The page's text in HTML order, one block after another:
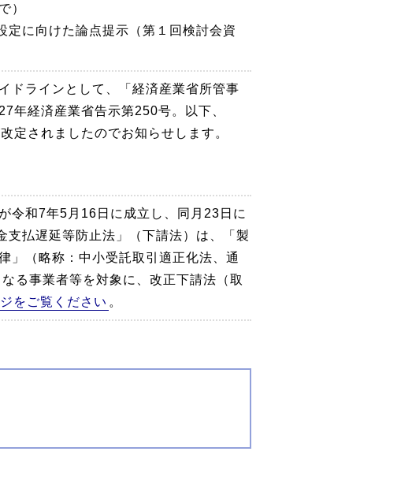
）
定に向けた論点提示（第１回検討会資
ドラインとして、「経済産業省所管事
年経済産業省告示第250号。以下、
定されましたのでお知らせします。
令和7年5月16日に成立し、同月23日に
払遅延等防止法」（下請法）は、「製
」（略称：中小受託取引適正化法、通
る事業者等を対象に、改正下請法（取
をご覧ください 。